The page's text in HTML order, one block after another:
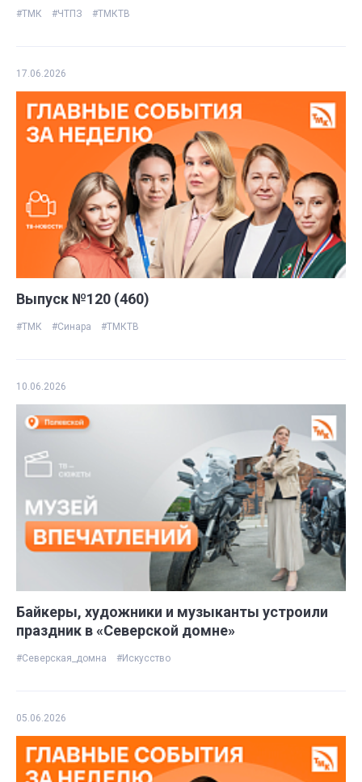
#ТМК #ЧТПЗ #ТМКТВ
17.06.2026
Выпуск №120 (460)
#ТМК #Синара #ТМКТВ
10.06.2026
Байкеры, художники и музыканты устроили
праздник в «Северской домне»
#Северская_домна #Искусство
05.06.2026